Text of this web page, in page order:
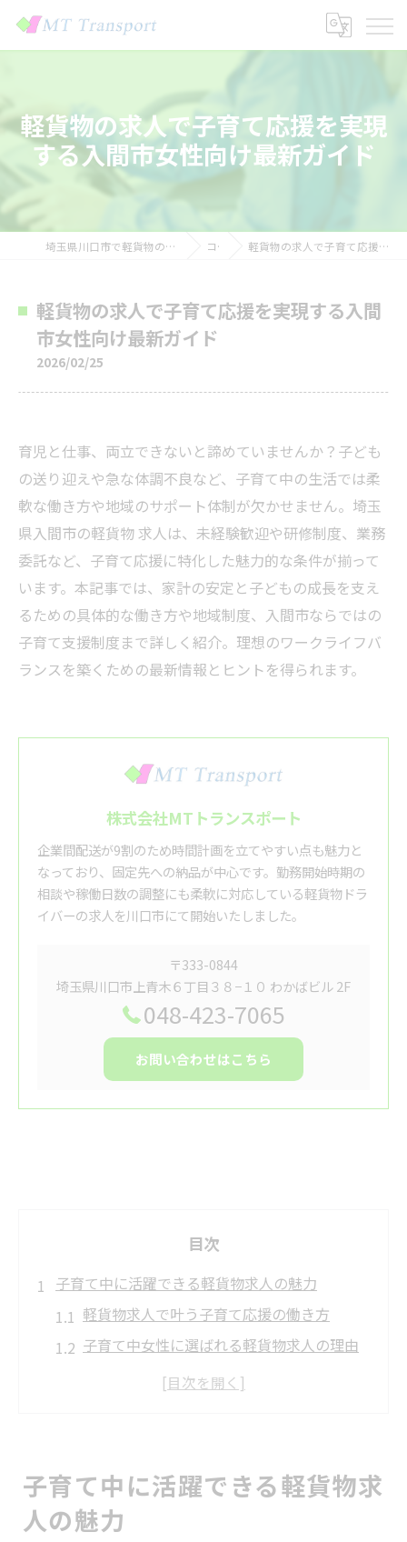
軽貨物の求人で子育て応援を実現
する入間市女性向け最新ガイド
埼玉県川口市で軽貨物の求人なら株式会社MTトランスポート コラム 軽貨物の求人で子育て応援を実現する入間市女性向け最新ガイド
軽貨物の求人で子育て応援を実現する入間
市女性向け最新ガイド
2026/02/25
育児と仕事、両立できないと諦めていませんか？子ども
の送り迎えや急な体調不良など、子育て中の生活では柔
軟な働き方や地域のサポート体制が欠かせません。埼玉
県入間市の軽貨物 求人は、未経験歓迎や研修制度、業務
委託など、子育て応援に特化した魅力的な条件が揃って
います。本記事では、家計の安定と子どもの成長を支え
るための具体的な働き方や地域制度、入間市ならではの
子育て支援制度まで詳しく紹介。理想のワークライフバ
ランスを築くための最新情報とヒントを得られます。
株式会社MTトランスポート
企業間配送が9割のため時間計画を立てやすい点も魅力と
なっており、固定先への納品が中心です。勤務開始時期の
相談や稼働日数の調整にも柔軟に対応している軽貨物ドラ
イバーの求人を川口市にて開始いたしました。
〒333-0844
埼玉県川口市上青木６丁目３８−１０ わかばビル 2F
048-423-7065
お問い合わせはこちら
目次
子育て中に活躍できる軽貨物求人の魅力
軽貨物求人で叶う子育て応援の働き方
子育て中女性に選ばれる軽貨物求人の理由
軽貨物求人が子育て世代に支持される背景
柔軟な働き方が叶う入間市の新提案
入間市で実現する柔軟な軽貨物求人の魅力
軽貨物求人が叶える自由なシフトと働き方
子育て中に活躍できる軽貨物求
人の魅力